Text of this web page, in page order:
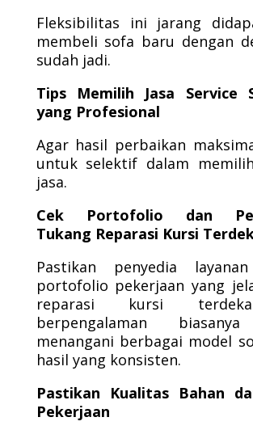
Fleksibilitas ini jarang
membeli sofa baru dengan
sudah jadi.
Tips Memilih Jasa Service
yang Profesional
Agar hasil perbaikan
untuk selektif dalam
jasa.
Cek Portofolio dan
Tukang Reparasi Kursi
Pastikan penyedia
portofolio pekerjaan yang
reparasi kursi
berpengalaman
menangani berbagai model
hasil yang konsisten.
Pastikan Kualitas Bahan
Pekerjaan